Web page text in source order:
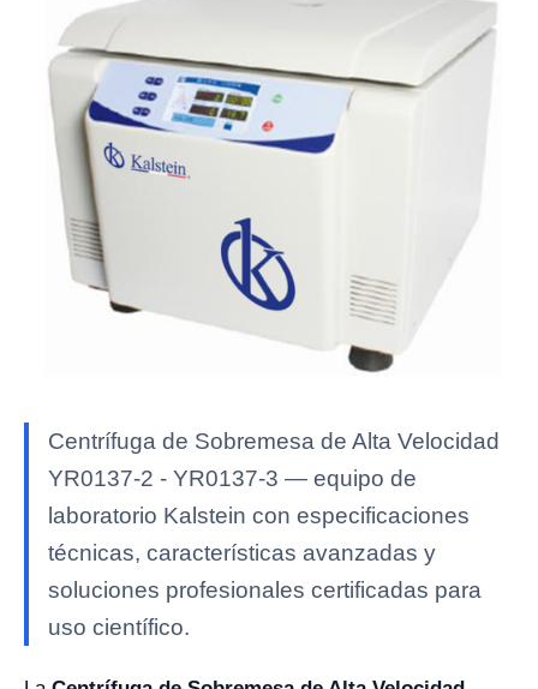
Centrífuga de Sobremesa de Alta Velocidad
YR0137-2 - YR0137-3 — equipo de
laboratorio Kalstein con especificaciones
técnicas, características avanzadas y
soluciones profesionales certificadas para
uso científico.